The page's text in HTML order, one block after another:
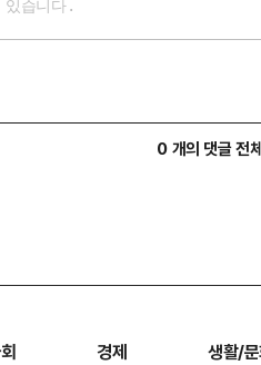
0 개의 댓글 전
경제 생활/